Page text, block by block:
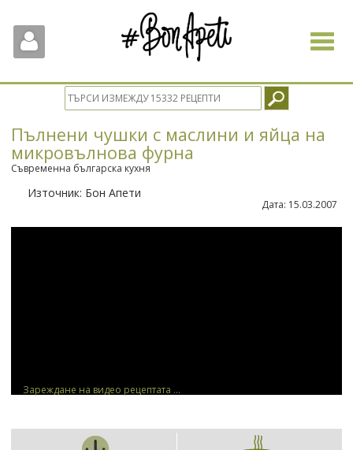
Toggle
Пълнени чушки с маслини и яйца на
микровълнова фурна
Съвременна българска кухня
Източник: Бон Апети
Дата: 15.03.2007
Зареждане на видео рецептата ...